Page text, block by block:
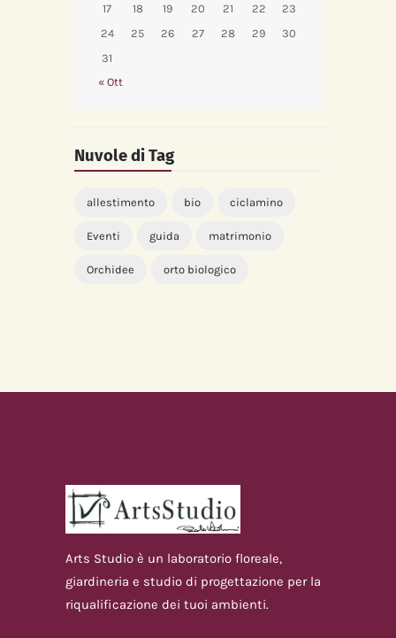
17
18 19 20 21 22
23
24
25 26 27 28 29
30
31
« Ott
Nuvole di Tag
allestimento bio ciclamino
Eventi guida matrimonio
Orchidee orto biologico
Arts Studio è un laboratorio floreale,
giardineria e studio di progettazione per la
riqualificazione dei tuoi ambienti.